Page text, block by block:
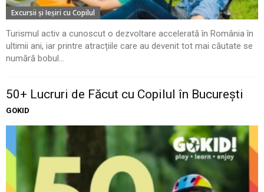
Excursii şi Ieşiri cu Copilul
Turismul activ a cunoscut o dezvoltare accelerată în România în
ultimii ani, iar printre atracțiile care au devenit tot mai căutate se
numără bobul...
50+ Lucruri de Făcut cu Copilul în București
GOKID